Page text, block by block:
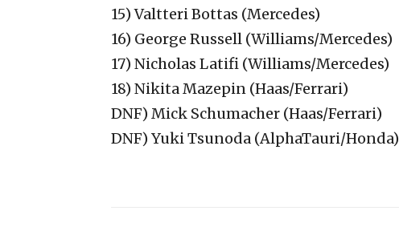
15) Valtteri Bottas (Mercedes)
16) George Russell (Williams/Mercedes)
17) Nicholas Latifi (Williams/Mercedes)
18) Nikita Mazepin (Haas/Ferrari)
DNF) Mick Schumacher (Haas/Ferrari)
DNF) Yuki Tsunoda (AlphaTauri/Honda)